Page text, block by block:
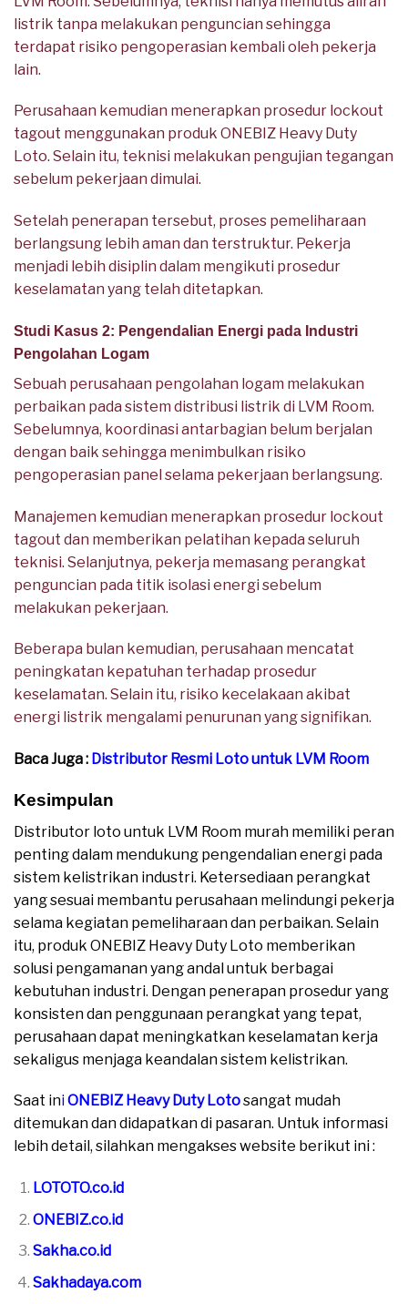
listrik tanpa melakukan penguncian sehingga
terdapat risiko pengoperasian kembali oleh pekerja
lain.
Perusahaan kemudian menerapkan prosedur lockout
tagout menggunakan produk ONEBIZ Heavy Duty
Loto. Selain itu, teknisi melakukan pengujian tegangan
sebelum pekerjaan dimulai.
Setelah penerapan tersebut, proses pemeliharaan
berlangsung lebih aman dan terstruktur. Pekerja
menjadi lebih disiplin dalam mengikuti prosedur
keselamatan yang telah ditetapkan.
Studi Kasus 2: Pengendalian Energi pada Industri
Pengolahan Logam
Sebuah perusahaan pengolahan logam melakukan
perbaikan pada sistem distribusi listrik di LVM Room.
Sebelumnya, koordinasi antarbagian belum berjalan
dengan baik sehingga menimbulkan risiko
pengoperasian panel selama pekerjaan berlangsung.
Manajemen kemudian menerapkan prosedur lockout
tagout dan memberikan pelatihan kepada seluruh
teknisi. Selanjutnya, pekerja memasang perangkat
penguncian pada titik isolasi energi sebelum
melakukan pekerjaan.
Beberapa bulan kemudian, perusahaan mencatat
peningkatan kepatuhan terhadap prosedur
keselamatan. Selain itu, risiko kecelakaan akibat
energi listrik mengalami penurunan yang signifikan.
Baca Juga : Distributor Resmi Loto untuk LVM Room
Kesimpulan
Distributor loto untuk LVM Room murah memiliki peran
penting dalam mendukung pengendalian energi pada
sistem kelistrikan industri. Ketersediaan perangkat
yang sesuai membantu perusahaan melindungi pekerja
selama kegiatan pemeliharaan dan perbaikan. Selain
itu, produk ONEBIZ Heavy Duty Loto memberikan
solusi pengamanan yang andal untuk berbagai
kebutuhan industri. Dengan penerapan prosedur yang
konsisten dan penggunaan perangkat yang tepat,
perusahaan dapat meningkatkan keselamatan kerja
sekaligus menjaga keandalan sistem kelistrikan.
Saat iniONEBIZ Heavy Duty Lotosangat mudah
ditemukan dan didapatkan di pasaran. Untuk informasi
lebih detail, silahkan mengakses website berikut ini :
LOTOTO.co.id
ONEBIZ.co.id
Sakha.co.id
Sakhadaya.com